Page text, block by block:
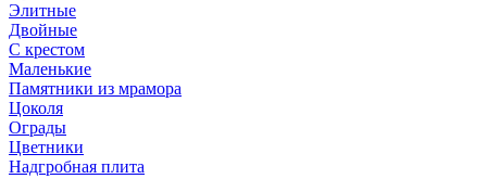
Элитные
Двойные
С крестом
Маленькие
Памятники из мрамора
Цоколя
Ограды
Цветники
Надгробная плита